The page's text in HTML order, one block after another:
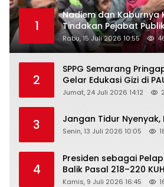
1
Nadiem dan Kaburnya
Tindakan Pejabat
Rabu, 15 Juli 2026 10:55
2
SPPG Semarang
Gelar Edukasi Gizi di
Peringati Hari Anak
Jumat, 24 Juli 2026 14:12
3 Jangan Tidur Nyenyak,
Senin, 13 Juli 2026 10:05
4
Presiden sebagai
Balik Pasal 218–220
Kamis, 9 Juli 2026 16:45